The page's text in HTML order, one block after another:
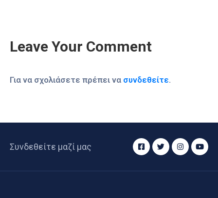
Leave Your Comment
Για να σχολιάσετε πρέπει να συνδεθείτε.
Συνδεθείτε μαζί μας